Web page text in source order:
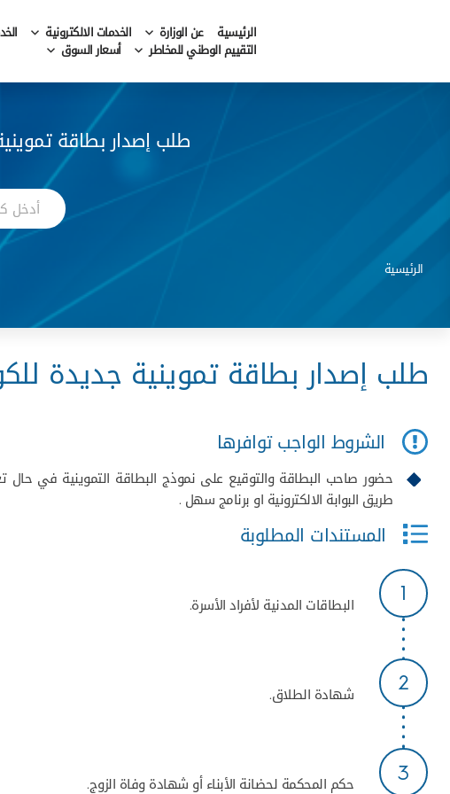
الرئيسية عن الوزارة الخدمات الالكترونية
التقييم الوطني للمخاطر
أسعار السوق
طلب إصدار بطاقة
الرئيسية
طلب إصدار بطاقة تموينية جديدة
الشروط الواجب توافرها
حضور صاحب البطاقة والتوقيع على نموذج البطاقة التموينية في
طريق البوابة الالكترونية او برنامج سهل .
المستندات المطلوبة
1 البطاقات المدنية لأفراد الأسرة.
2 شهادة الطلاق.
3 حكم المحكمة لحضانة الأبناء أو شهادة وفاة الزوج.